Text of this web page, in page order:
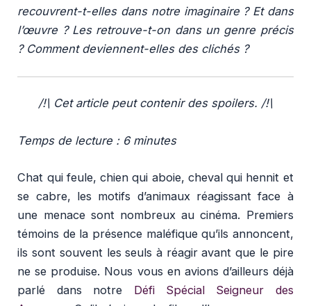
recouvrent-t-elles dans notre imaginaire ? Et dans
l’œuvre ? Les retrouve-t-on dans un genre précis
? Comment deviennent-elles des clichés ?
/!\ Cet article peut contenir des spoilers. /!\
Temps de lecture : 6 minutes
Chat qui feule, chien qui aboie, cheval qui hennit et
se cabre, les motifs d’animaux réagissant face à
une menace sont nombreux au cinéma. Premiers
témoins de la présence maléfique qu’ils annoncent,
ils sont souvent les seuls à réagir avant que le pire
ne se produise. Nous vous en avions d’ailleurs déjà
parlé dans notre Défi Spécial Seigneur des